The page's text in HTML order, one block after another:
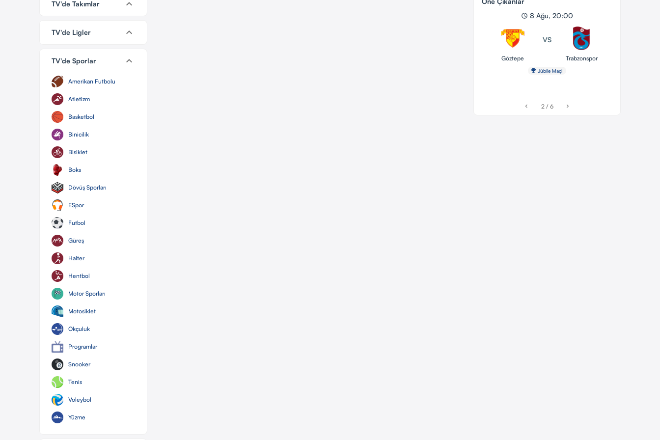
TV'de Takımlar keyboard_arrow_down
TV'de Ligler keyboard_arrow_down
TV'de Sporlar keyboard_arrow_down
Amerikan Futbolu
Atletizm
Basketbol
Binicilik
Bisiklet
Boks
Dövüş Sporları
ESpor
Futbol
Güreş
Halter
Hentbol
Motor Sporları
Motosiklet
Okçuluk
Programlar
Snooker
Tenis
Voleybol
Yüzme
schedule 8 Ağu, 20:00
Göztepe
VS
Trabzonspor
emoji_events Jübile Maçi
chevron_left 2 / 6 chevron_right